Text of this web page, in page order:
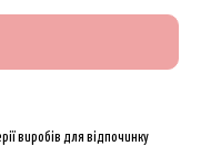
виробів для відпочинку